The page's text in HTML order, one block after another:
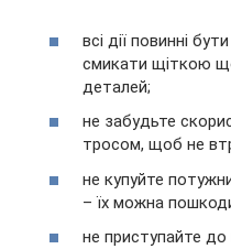
всі дії повинні
смикати щіткою
деталей;
не забудьте
тросом, щоб не
не купуйте
– їх можна
не приступайте до